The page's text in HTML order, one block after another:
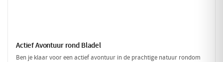
Actief Avontuur rond Bladel
Ben je klaar voor een actief avontuur in de prachtige natuur rondom